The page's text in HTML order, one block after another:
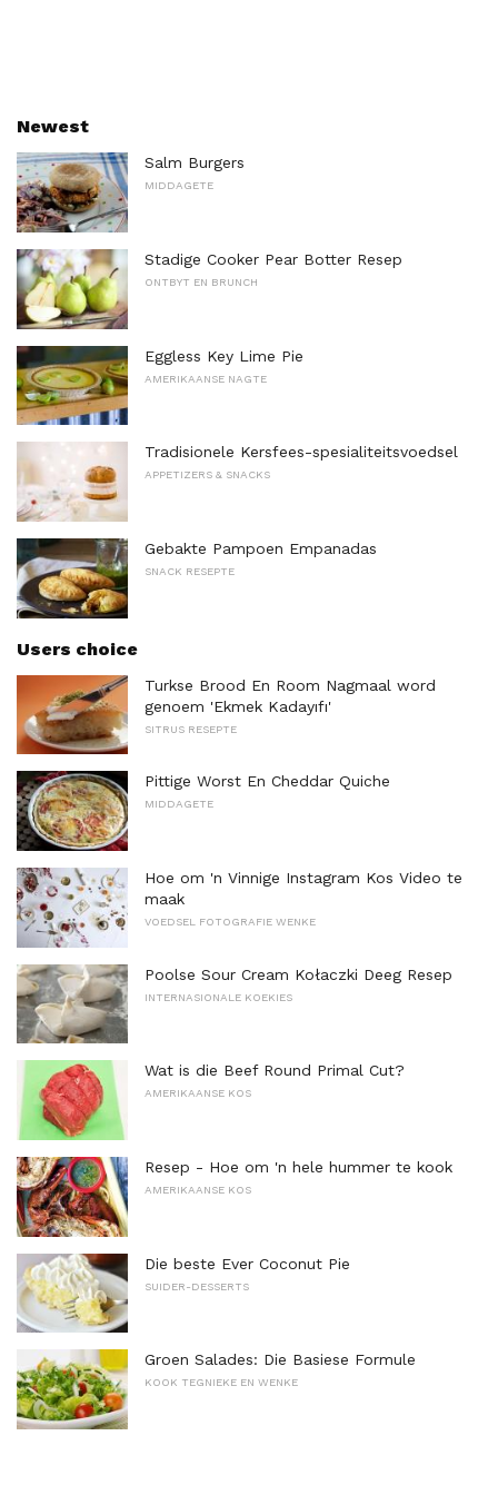
Newest
Salm Burgers
MIDDAGETE
Stadige Cooker Pear Botter Resep
ONTBYT EN BRUNCH
Eggless Key Lime Pie
AMERIKAANSE NAGTE
Tradisionele Kersfees-spesialiteitsvoedsel
APPETIZERS & SNACKS
Gebakte Pampoen Empanadas
SNACK RESEPTE
Users choice
Turkse Brood En Room Nagmaal word
genoem 'Ekmek Kadayıfı'
SITRUS RESEPTE
Pittige Worst En Cheddar Quiche
MIDDAGETE
Hoe om 'n Vinnige Instagram Kos Video te
maak
VOEDSEL FOTOGRAFIE WENKE
Poolse Sour Cream Kołaczki Deeg Resep
INTERNASIONALE KOEKIES
Wat is die Beef Round Primal Cut?
AMERIKAANSE KOS
Resep - Hoe om 'n hele hummer te kook
AMERIKAANSE KOS
Die beste Ever Coconut Pie
SUIDER-DESSERTS
Groen Salades: Die Basiese Formule
KOOK TEGNIEKE EN WENKE